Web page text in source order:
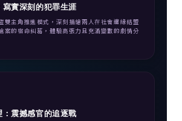
寫實深刻的犯罪生涯
雙主角推進模式，深刻描繪兩人在社會邊緣結盟
案的宿命糾葛，體驗高張力且充滿變數的劇情分
：震撼感官的追逐戰